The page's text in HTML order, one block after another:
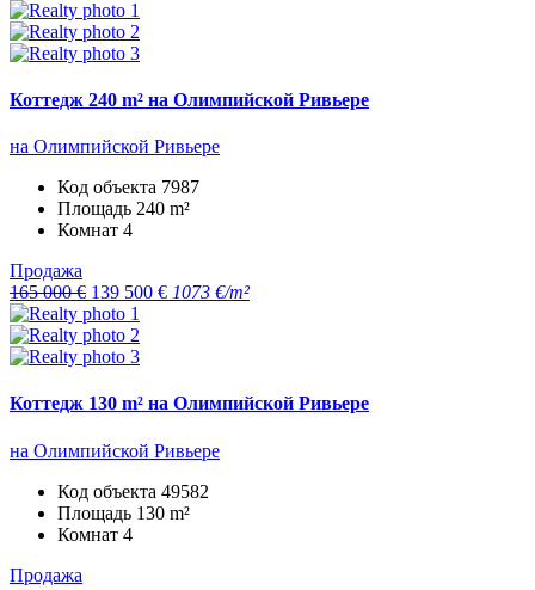
Коттедж 240 m² на Олимпийской Ривьере
на Олимпийской Ривьере
Код объекта 7987
Площадь 240 m²
Комнат 4
Продажа
165 000 € 139 500 € 1073 €/m²
Коттедж 130 m² на Олимпийской Ривьере
на Олимпийской Ривьере
Код объекта 49582
Площадь 130 m²
Комнат 4
Продажа